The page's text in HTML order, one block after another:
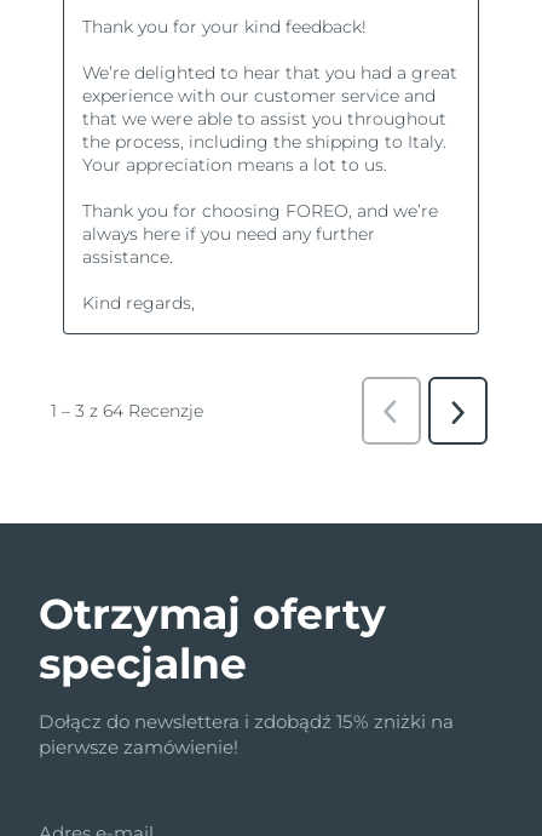
Otrzymaj oferty
specjalne
Dołącz do newslettera i zdobądź 15% zniżki na
pierwsze zamówienie!